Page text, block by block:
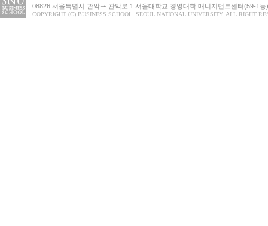
08826 서울특별시 관악구 관악로 1 서울대학교 경영대학 매니지먼트센터(59-1
COPYRIGHT (C) BUSINESS SCHOOL, SEOUL NATIONAL UNIVERSITY. ALL RIGHT